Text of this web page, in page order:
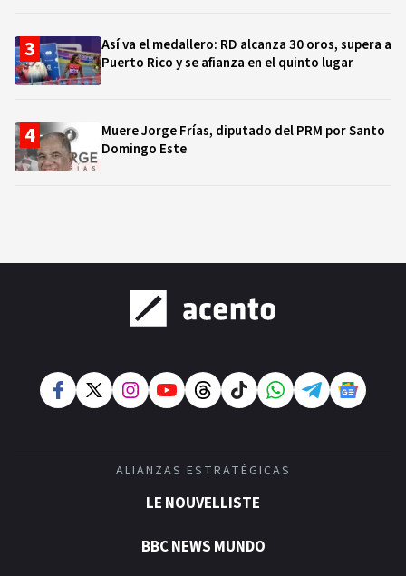
Así va el medallero: RD alcanza 30 oros, supera a
Puerto Rico y se afianza en el quinto lugar
Muere Jorge Frías, diputado del PRM por Santo
Domingo Este
ALIANZAS ESTRATÉGICAS
LE NOUVELLISTE
BBC NEWS MUNDO